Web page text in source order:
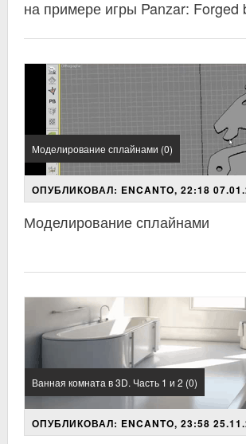
на примере игры Panzar: Forged
Моделирование сплайнами (0)
ОПУБЛИКОВАЛ: ENCANTO, 22:18
Моделирование сплайнами
Ванная комната в 3D. Часть 1 и 2 (0)
ОПУБЛИКОВАЛ: ENCANTO, 23:58